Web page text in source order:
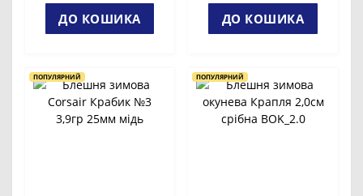
ДО КОШИКА ДО КОШИКА
ПОПУЛЯРНИЙ ПОПУЛЯРНИЙ